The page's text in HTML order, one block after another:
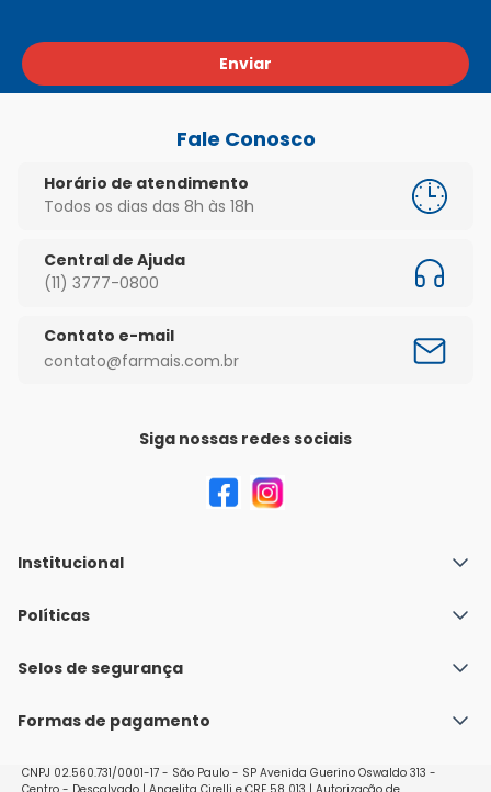
Enviar
Fale Conosco
Horário de atendimento
Todos os dias das 8h às 18h
Central de Ajuda
(11) 3777-0800
Contato e-mail
contato@farmais.com.br
Siga nossas redes sociais
Institucional
Quem Somos
Nossas lojas
Políticas
Política de Envio
Políticas de Trocas e Devoluções
Selos de segurança
Formas de pagamento
CNPJ 02.560.731/0001-17 - São Paulo - SP Avenida Guerino Oswaldo 313 -